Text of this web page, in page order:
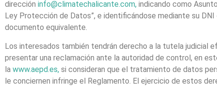
dirección info@climatechalicante.com, indicando como
Ley Protección de Datos”, e identificándose mediante su DNI
documento equivalente.
Los interesados también tendrán derecho a la tutela judicial
presentar una reclamación ante la autoridad de control, en
la www.aepd.es, si consideran que el tratamiento de datos
le conciernen infringe el Reglamento. El ejercicio de estos